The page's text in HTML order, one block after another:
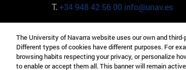
T.+34 948 42 56 00 info@unav.es
Camino del Cerro Águila 3 28023
Madrid España
The University of Navarra website uses our own and
Different types of cookies have different purposes. For
browsing habits respecting your privacy, or personalize
to enable or accept them all. This banner will remain